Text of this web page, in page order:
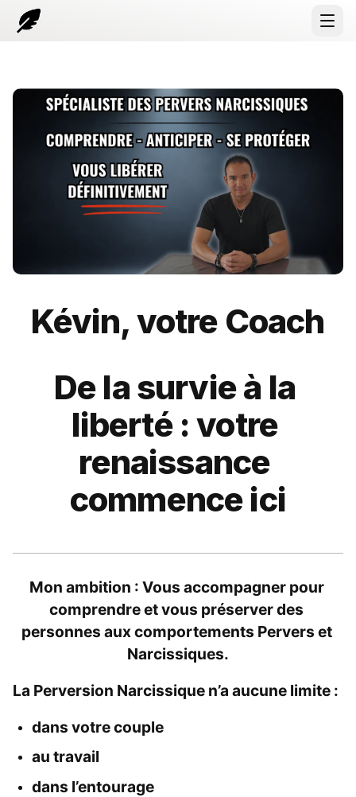
Kévin, votre Coach
De la survie à la
liberté : votre
renaissance
commence ici
Mon ambition : Vous accompagner pour
comprendre et vous préserver des
personnes aux comportements Pervers et
Narcissiques.
La Perversion Narcissique n’a aucune limite :
dans votre couple
au travail
dans l’entourage